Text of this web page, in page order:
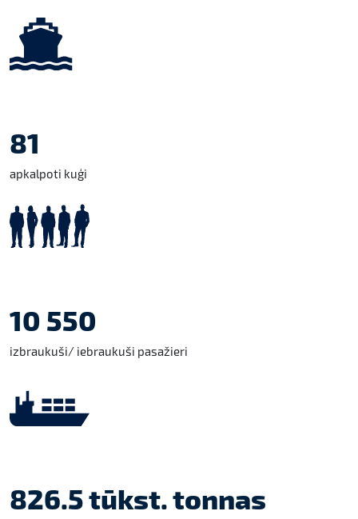
81
apkalpoti kuģi
10 550
izbraukuši/ iebraukuši pasažieri
826.5 tūkst. tonnas